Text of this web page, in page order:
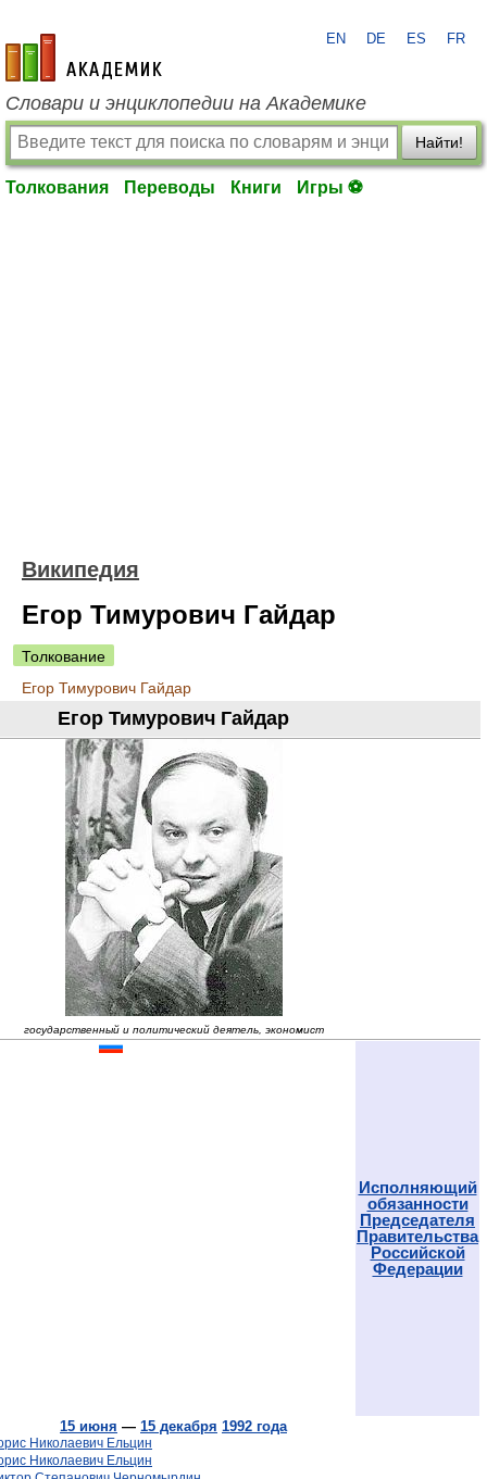
academic.ru
EN DE ES FR
Словари и энциклопедии на Академике
Найти!
Толкования Переводы Книги Игры ⚽
Википедия
Егор Тимурович Гайдар
Толкование
Егор Тимурович Гайдар
Егор Тимурович Гайдар
государственный и политический деятель, экономист
Исполняющий
обязанности
Председателя
Правительства
Российской
Федерации
15 июня — 15 декабря 1992 года
Николаевич Ельцин
Николаевич Ельцин